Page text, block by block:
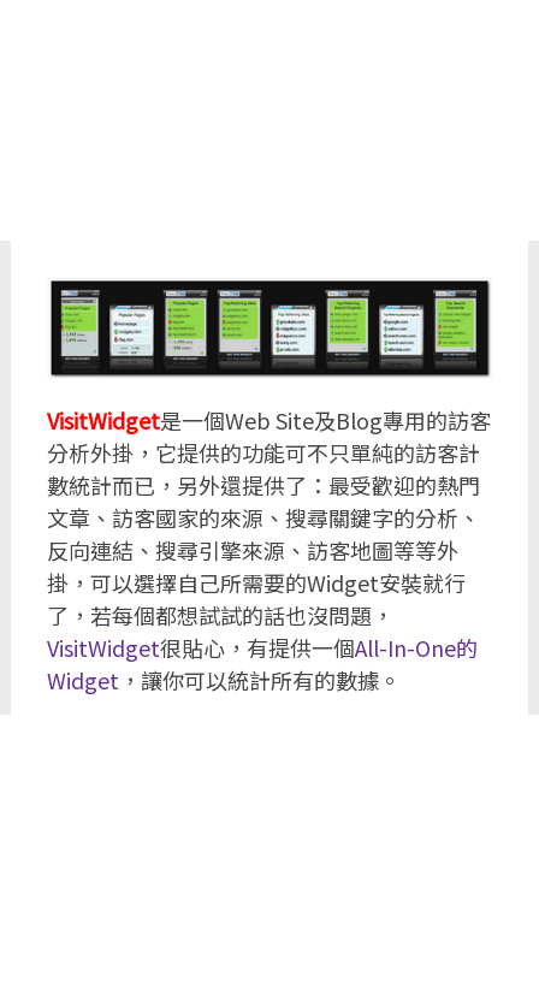
VisitWidget是一個Web Site及Blog專用的訪客
分析外掛，它提供的功能可不只單純的訪客計
數統計而已，另外還提供了：最受歡迎的熱門
文章、訪客國家的來源、搜尋關鍵字的分析、
反向連結、搜尋引擎來源、訪客地圖等等外
掛，可以選擇自己所需要的Widget安裝就行
了，若每個都想試試的話也沒問題，
VisitWidget很貼心，有提供一個All-In-One的
Widget ，讓你可以統計所有的數據。